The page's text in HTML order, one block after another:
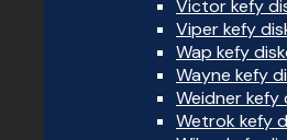
Victor kefy
Viper kefy
Wap kefy
Wayne kefy
Weidner kefy
Wetrok kefy